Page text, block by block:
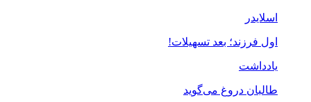
اسلایدر
اول فرزند؛ بعد تسهیلات!
یادداشت
طالبان دروغ می‌گوید